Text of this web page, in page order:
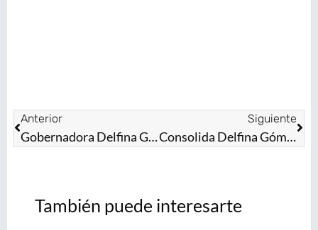
Anterior
Gobernadora Delfina Gómez da prioridad al Oriente del EdoMéx con Informe Regional de Resultados en Texcoco
Siguiente
Consolida Delfina Gómez su liderazgo; es la mujer gobernadora mejor evaluada de todo el país
También puede interesarte